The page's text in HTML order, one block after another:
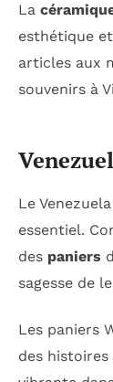
La
esthétique
articles aux
souvenirs à
Le
essentiel.
des paniers
sagesse de
Les paniers
des